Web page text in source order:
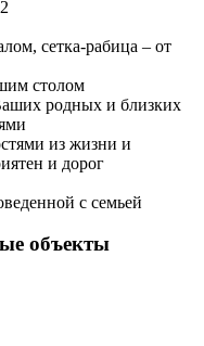
сетка-рабица – от
столом
родных и близких
из жизни и
и дорог
с семьей
объекты